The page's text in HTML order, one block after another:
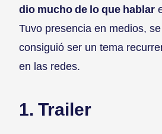
dio mucho de lo que hablar
Tuvo presencia en medios,
consiguió ser un tema
en las redes.
1. Trailer